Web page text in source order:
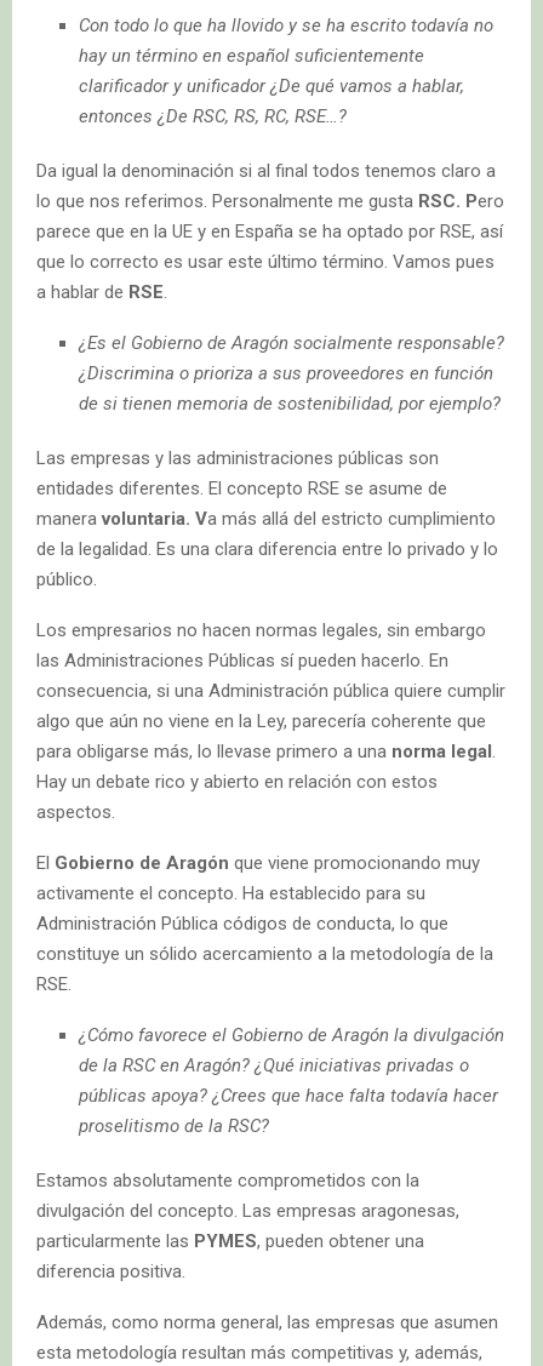
Con todo lo que ha llovido y se ha escrito todavía no
hay un término en español suficientemente
clarificador y unificador ¿De qué vamos a hablar,
entonces ¿De RSC, RS, RC, RSE…?
Da igual la denominación si al final todos tenemos claro a
lo que nos referimos. Personalmente me gusta RSC. Pero
parece que en la UE y en España se ha optado por RSE, así
que lo correcto es usar este último término. Vamos pues
a hablar de RSE.
¿Es el Gobierno de Aragón socialmente responsable?
¿Discrimina o prioriza a sus proveedores en función
de si tienen memoria de sostenibilidad, por ejemplo?
Las empresas y las administraciones públicas son
entidades diferentes. El concepto RSE se asume de
maneravoluntaria. Va más allá del estricto cumplimiento
de la legalidad. Es una clara diferencia entre lo privado y lo
público.
Los empresarios no hacen normas legales, sin embargo
las Administraciones Públicas sí pueden hacerlo. En
consecuencia, si una Administración pública quiere cumplir
algo que aún no viene en la Ley, parecería coherente que
para obligarse más, lo llevase primero a una norma legal .
Hay un debate rico y abierto en relación con estos
aspectos.
El Gobierno de Aragón que viene promocionando muy
activamente el concepto. Ha establecido para su
Administración Pública códigos de conducta, lo que
constituye un sólido acercamiento a la metodología de la
RSE.
¿Cómo favorece el Gobierno de Aragón la divulgación
de la RSC en Aragón? ¿Qué iniciativas privadas o
públicas apoya? ¿Crees que hace falta todavía hacer
proselitismo de la RSC?
Estamos absolutamente comprometidos con la
divulgación del concepto. Las empresas aragonesas,
particularmente las PYMES, pueden obtener una
diferencia positiva.
Además, como norma general, las empresas que asumen
esta metodología resultan más competitivas y, además,